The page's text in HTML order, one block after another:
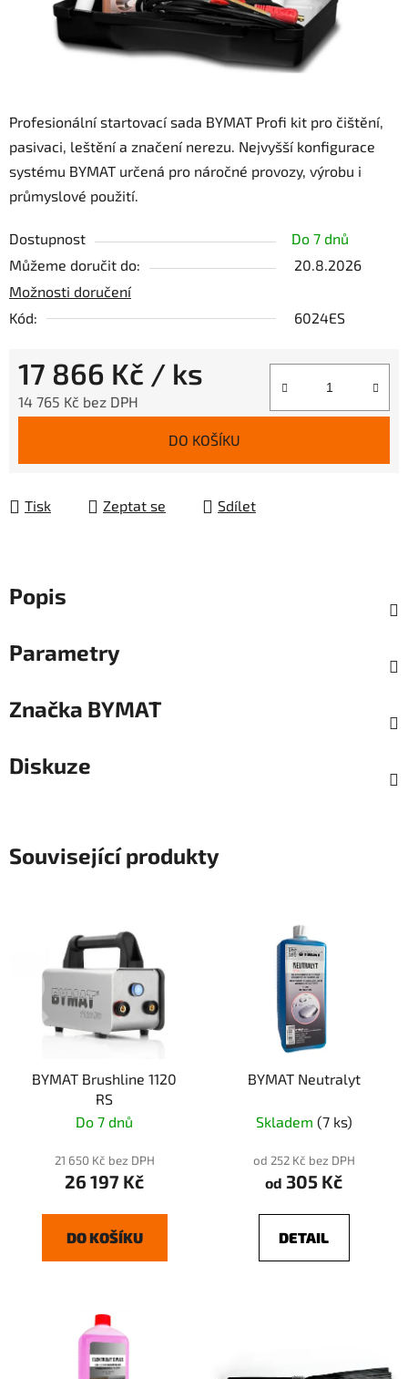
Profesionální startovací sada BYMAT Profi kit pro čištění,
pasivaci, leštění a značení nerezu. Nejvyšší konfigurace
systému BYMAT určená pro náročné provozy, výrobu i
průmyslové použití.
Dostupnost
Do 7 dnů
Můžeme doručit do:
20.8.2026
Možnosti doručení
Kód:
6024ES
17 866 Kč / ks
14 765 Kč bez DPH
DO KOŠÍKU
Tisk Zeptat se Sdílet
Popis
Parametry
Značka BYMAT
Diskuze
Související produkty
BYMAT Brushline 1120
RS
Do 7 dnů
21 650 Kč bez DPH
26 197 Kč
DO KOŠÍKU
BYMAT Neutralyt
Skladem (7 ks)
od 252 Kč bez DPH
od 305 Kč
DETAIL